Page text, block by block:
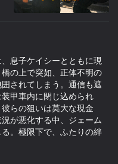
息子ケイシーとともに現
の上で突如、正体不明の
されてしまう。通信も遮
甲車内に閉じ込められ
らの狙いは莫大な現金
が悪化する中、ジェーム
。極限下で、ふたりの絆